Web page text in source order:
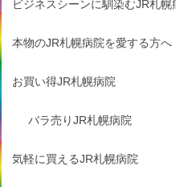
ビジネスシーンに馴染むJR札幌
本物のJR札幌病院を愛する方へ
お買い得JR札幌病院
バラ売りJR札幌病院
気軽に買えるJR札幌病院